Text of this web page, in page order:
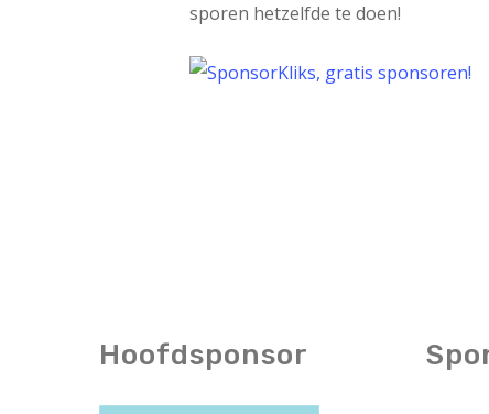
sporen hetzelfde te doen!
Hoofdsponsor